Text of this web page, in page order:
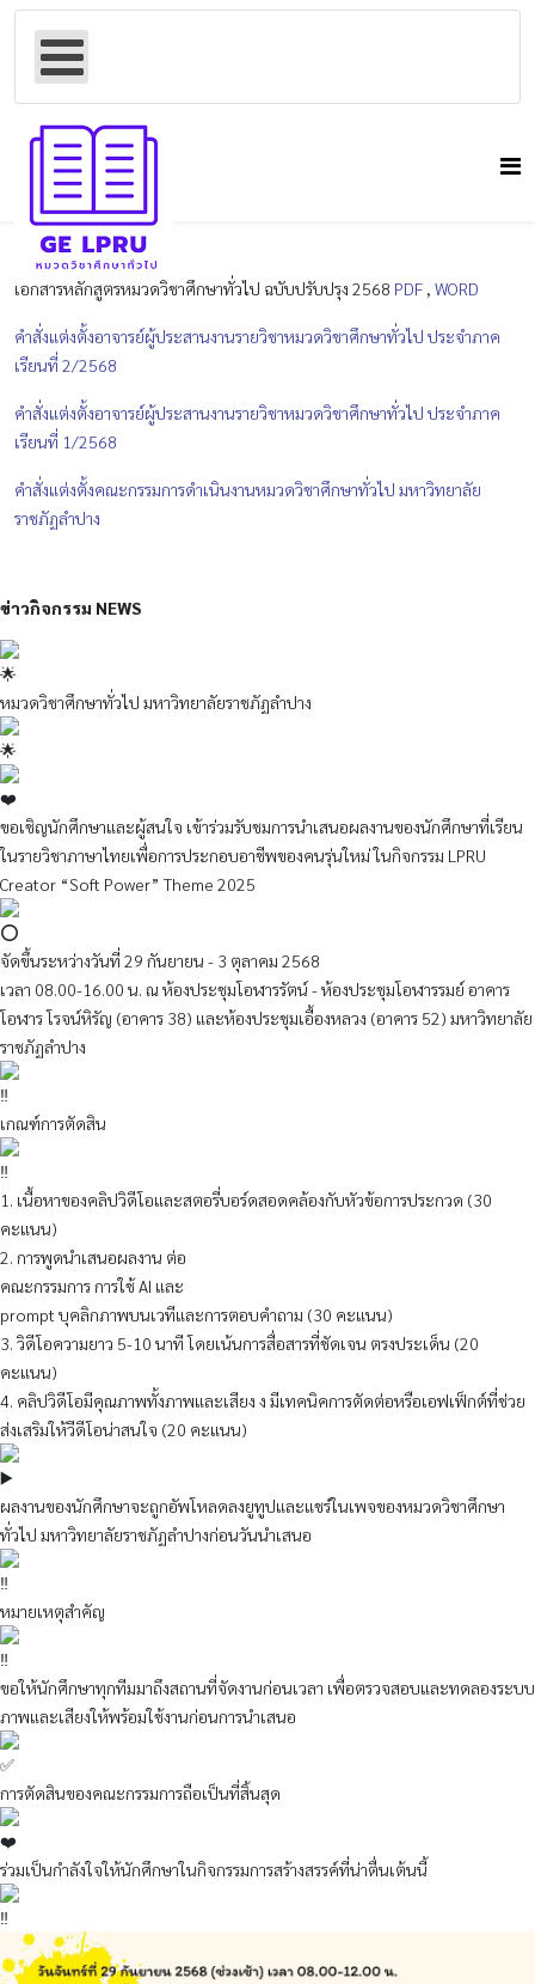
เอกสารหลักสูตรหมวดวิชาศึกษาทั่วไป ฉบับปรับปรุง 2568 PDF , WORD
คำสั่งแต่งตั้งอาจารย์ผู้ประสานงานรายวิชาหมวดวิชาศึกษาทั่วไป ประจำภาค
เรียนที่ 2/2568
คำสั่งแต่งตั้งอาจารย์ผู้ประสานงานรายวิชาหมวดวิชาศึกษาทั่วไป ประจำภาค
เรียนที่ 1/2568
คำสั่งแต่งตั้งคณะกรรมการดำเนินงานหมวดวิชาศึกษาทั่วไป มหาวิทยาลัย
ราชภัฏลำปาง
ข่าวกิจกรรม NEWS
หมวดวิชาศึกษาทั่วไป มหาวิทยาลัยราชภัฏลำปาง
ขอเชิญนักศึกษาและผู้สนใจ เข้าร่วมรับชมการนำเสนอผลงานของนักศึกษาที่เรียน
ในรายวิชาภาษาไทยเพื่อการประกอบอาชีพของคนรุ่นใหม่ ในกิจกรรม LPRU
Creator “Soft Power” Theme 2025
จัดขึ้นระหว่างวันที่ 29 กันยายน - 3 ตุลาคม 2568
เวลา 08.00-16.00 น. ณ ห้องประชุมโอฬารรัตน์ - ห้องประชุมโอฬารรมย์ อาคาร
โอฬาร โรจน์หิรัญ (อาคาร 38) และห้องประชุมเอื้องหลวง (อาคาร 52) มหาวิทยาลัย
ราชภัฏลำปาง
เกณฑ์การตัดสิน
1. เนื้อหาของคลิปวิดีโอและสตอรี่บอร์ดสอดคล้องกับหัวข้อการประกวด (30
คะแนน)
2. การพูดนำเสนอผลงาน ต่อ
คณะกรรมการ การใช้ AI และ
prompt บุคลิกภาพบนเวทีและการตอบคำถาม (30 คะแนน)
3. วิดีโอความยาว 5-10 นาที โดยเน้นการสื่อสารที่ชัดเจน ตรงประเด็น (20
คะแนน)
4. คลิปวิดีโอมีคุณภาพทั้งภาพและเสียง ง มีเทคนิคการตัดต่อหรือเอฟเฟ็กต์ที่ช่วย
ส่งเสริมให้วีดีโอน่าสนใจ (20 คะแนน)
ผลงานของนักศึกษาจะถูกอัพโหลดลงยูทูปและแชร์ในเพจของหมวดวิชาศึกษา
ทั่วไป มหาวิทยาลัยราชภัฏลำปางก่อนวันนำเสนอ
หมายเหตุสำคัญ
ขอให้นักศึกษาทุกทีมมาถึงสถานที่จัดงานก่อนเวลา เพื่อตรวจสอบและทดลองระบบ
ภาพและเสียงให้พร้อมใช้งานก่อนการนำเสนอ
การตัดสินของคณะกรรมการถือเป็นที่สิ้นสุด
ร่วมเป็นกำลังใจให้นักศึกษาในกิจกรรมการสร้างสรรค์ที่น่าตื่นเต้นนี้